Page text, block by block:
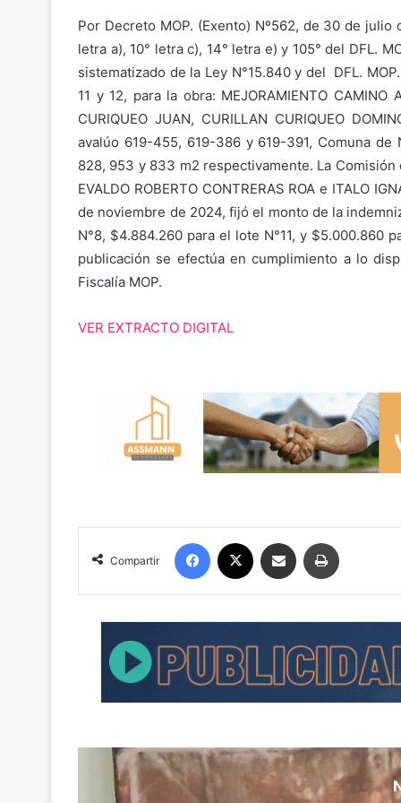
Por Decreto MOP. (Exento) Nº562, de 30 de
letra a), 10° letra c), 14° letra e) y 105° del DFL.
sistematizado de la Ley N°15.840 y del DFL.
11 y 12, para la obra: MEJORAMIENTO
CURIQUEO JUAN, CURILLAN CURIQUEO
avalúo 619-455, 619-386 y 619-391, Comuna de
828, 953 y 833 m2 respectivamente. La Comisión
EVALDO ROBERTO CONTRERAS ROA e ITALO
de noviembre de 2024, fijó el monto de la
N°8, $4.884.260 para el lote N°11, y $5.000.860
publicación se efectúa en cumplimiento a lo
Fiscalía MOP.
VER EXTRACTO DIGITAL
Compartir